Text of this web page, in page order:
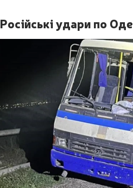
Російські удари по